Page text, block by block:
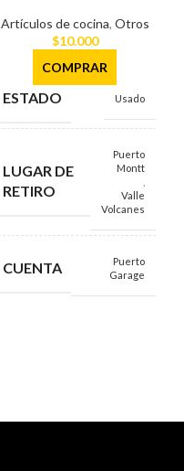
Artículos de cocina, Otros
$10.000
COMPRAR
ESTADO Usado
LUGAR DE
RETIRO
Puerto
Montt
Valle
Volcanes
CUENTA
Puerto
Garage